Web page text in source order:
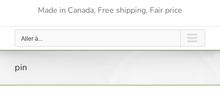
Made in Canada, Free shipping, Fair price
Aller à...
pin